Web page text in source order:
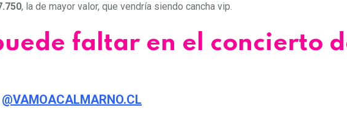
, la de mayor valor, que vendría siendo cancha vip.
faltar en el concierto
@VAMOACALMARNO.CL